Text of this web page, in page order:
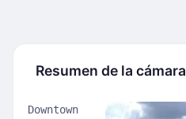
Resumen de la cámara
Downtown